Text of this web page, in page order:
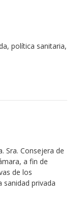
política sanitaria,
Sra. Consejera de
a fin de
de los
sanidad privada